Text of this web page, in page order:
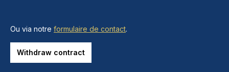
Ou via notre formulaire de contact.
Withdraw contract